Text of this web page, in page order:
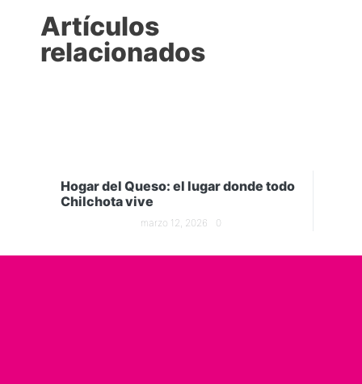
Artículos
relacionados
Hogar del Queso: el lugar donde todo
Chilchota vive
marzo 12, 2026 0